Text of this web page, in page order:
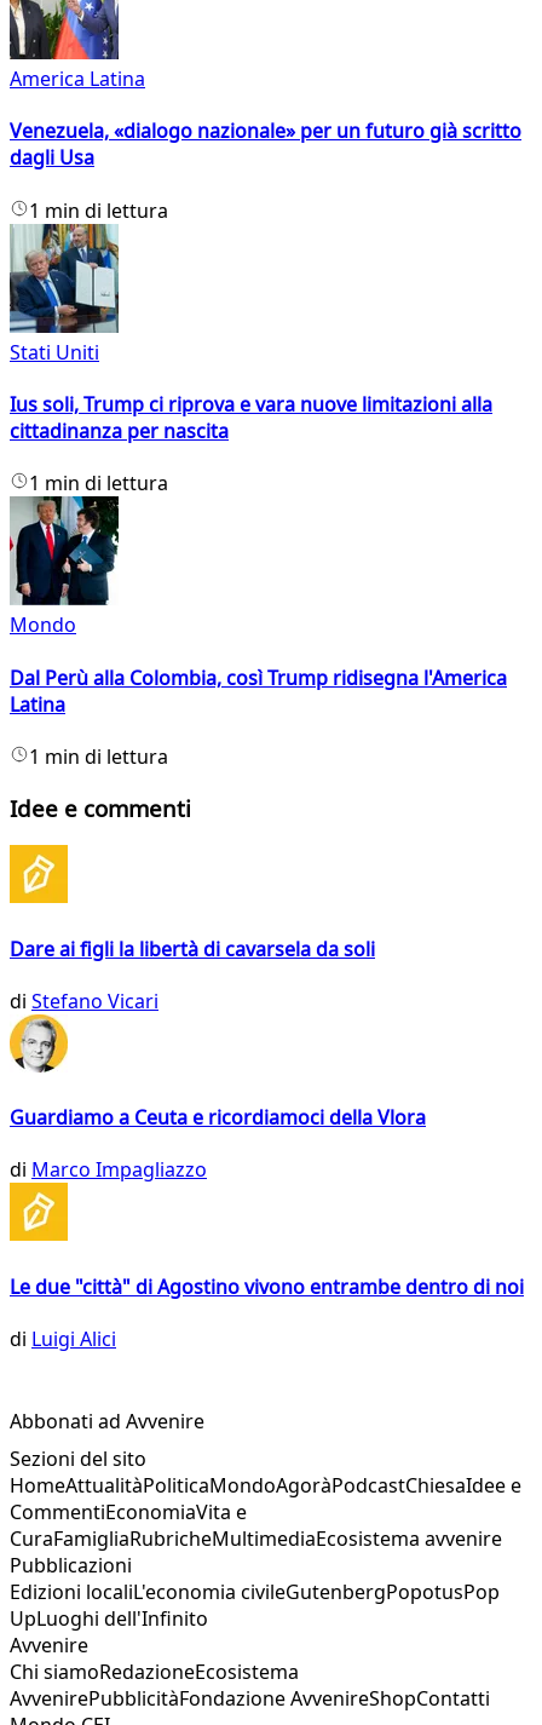
America Latina
Venezuela, «dialogo nazionale» per un futuro già scritto
dagli Usa
1 min di lettura
Stati Uniti
Ius soli, Trump ci riprova e vara nuove limitazioni alla
cittadinanza per nascita
1 min di lettura
Mondo
Dal Perù alla Colombia, così Trump ridisegna l'America
Latina
1 min di lettura
Idee e commenti
Dare ai figli la libertà di cavarsela da soli
di Stefano Vicari
Guardiamo a Ceuta e ricordiamoci della Vlora
di Marco Impagliazzo
Le due "città" di Agostino vivono entrambe dentro di noi
di Luigi Alici
Abbonati ad Avvenire
Sezioni del sito
HomeAttualitàPoliticaMondoAgoràPodcastChiesaIdee e
CommentiEconomiaVita e
CuraFamigliaRubricheMultimediaEcosistema avvenire
Pubblicazioni
Edizioni localiL'economia civileGutenbergPopotusPop
UpLuoghi dell'Infinito
Avvenire
Chi siamoRedazioneEcosistema
AvvenirePubblicitàFondazione AvvenireShopContatti